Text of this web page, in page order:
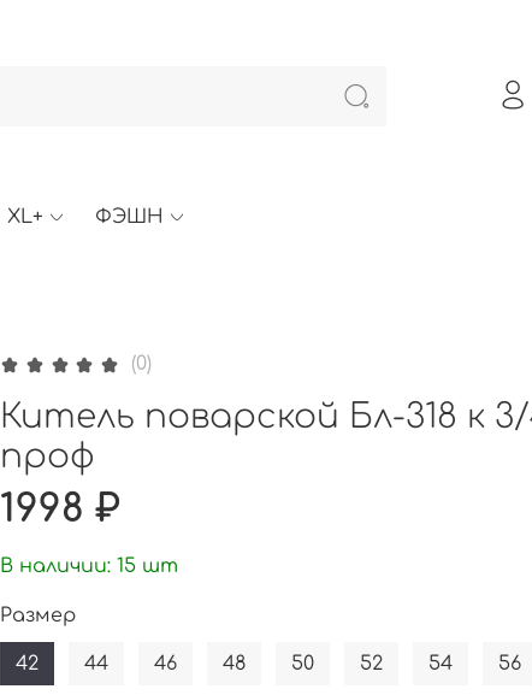
XL+ ФЭШН
(0)
Китель поварской Бл-318 к
проф
1998 ₽
В наличии: 15 шт
Размер
42 44 46 48 50 52 54 56